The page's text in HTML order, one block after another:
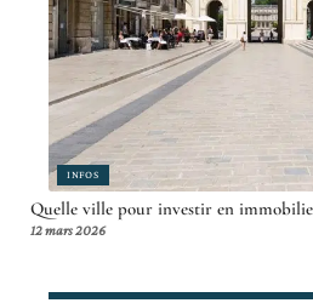
INFOS
Quelle ville pour investir en
12 mars 2026